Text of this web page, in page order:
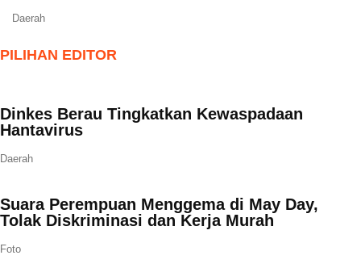
Daerah
PILIHAN EDITOR
Dinkes Berau Tingkatkan Kewaspadaan
Hantavirus
Daerah
Suara Perempuan Menggema di May Day,
Tolak Diskriminasi dan Kerja Murah
Foto